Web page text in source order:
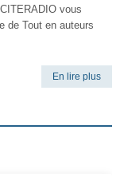
vous
de Tout en auteurs
En lire plus